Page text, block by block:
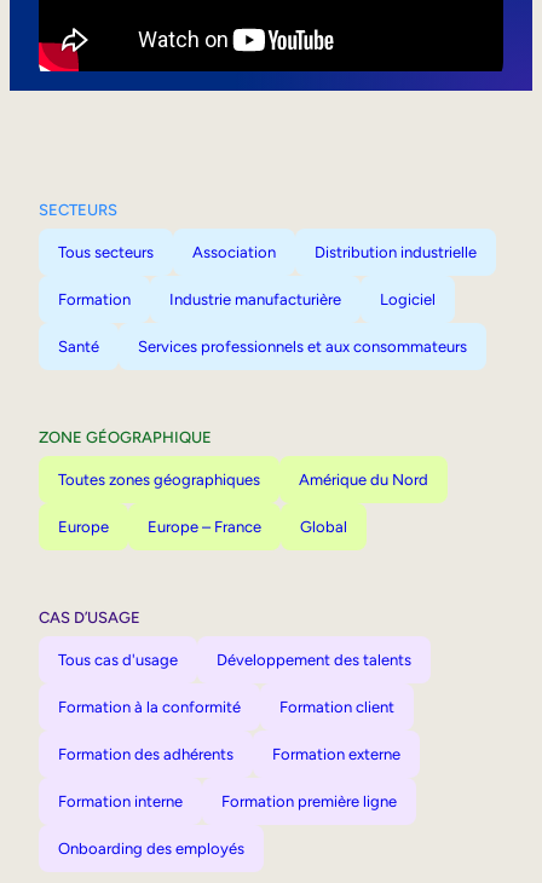
SECTEURS
Tous secteurs Association Distribution industrielle
Formation Industrie manufacturière Logiciel
Santé Services professionnels et aux consommateurs
ZONE GÉOGRAPHIQUE
Toutes zones géographiques Amérique du Nord
Europe Europe – France Global
CAS D’USAGE
Tous cas d'usage Développement des talents
Formation à la conformité Formation client
Formation des adhérents Formation externe
Formation interne Formation première ligne
Onboarding des employés